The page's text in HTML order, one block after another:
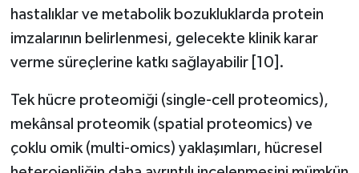
hastalıklar ve metabolik bozukluklarda protein
imzalarının belirlenmesi, gelecekte klinik karar
verme süreçlerine katkı sağlayabilir [10].
Tek hücre proteomiği (single-cell proteomics),
mekânsal proteomik (spatial proteomics) ve
çoklu omik (multi-omics) yaklaşımları, hücresel